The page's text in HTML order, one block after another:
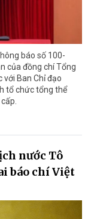
báo số 100-
của đồng chí Tổng
với Ban Chỉ đạo
tổ chức tổng thể
nước Tô
báo chí Việt